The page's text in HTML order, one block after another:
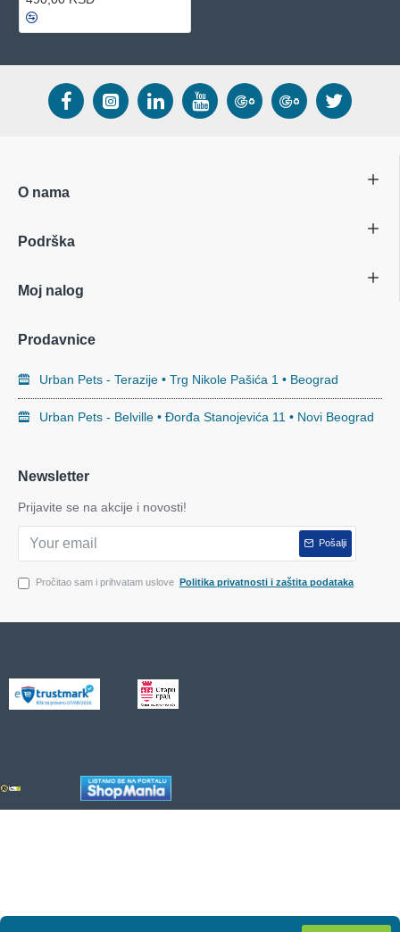
O nama
Podrška
Moj nalog
Prodavnice
Urban Pets - Terazije • Trg Nikole Pašića 1 • Beograd
Urban Pets - Belville • Đorđa Stanojevića 11 • Novi Beograd
Newsletter
Prijavite se na akcije i novosti!
Pošalji
Pročitao sam i prihvatam uslove Politika privatnosti i zaštita podataka